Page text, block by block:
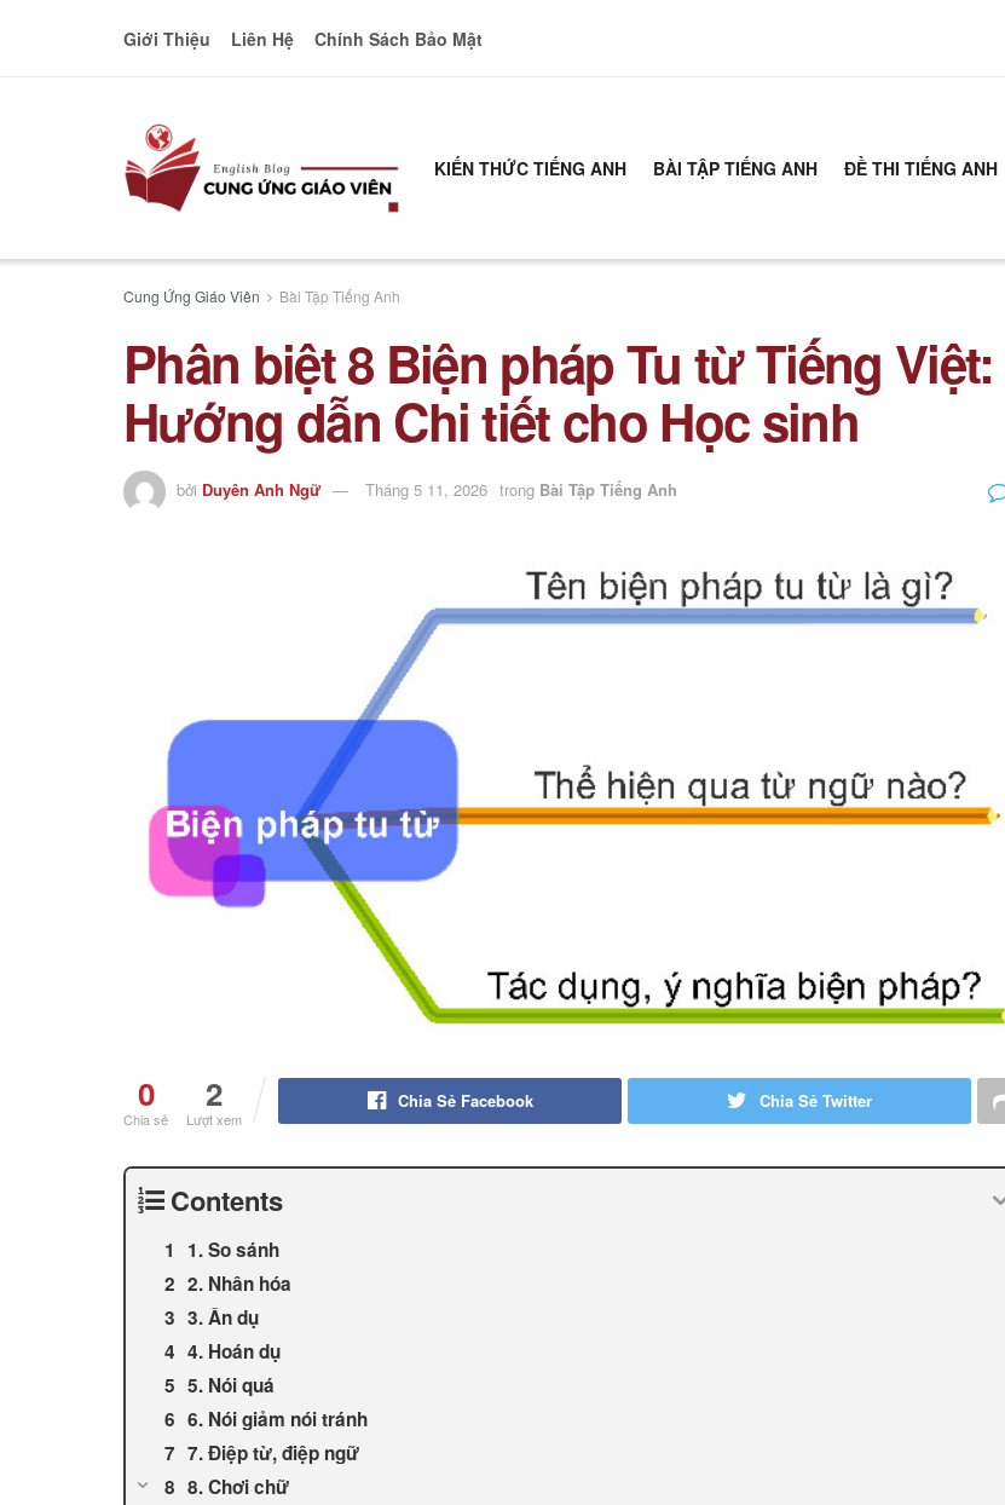
Giới Thiệu Liên Hệ Chính Sách Bảo Mật
KIẾN THỨC TIẾNG ANH BÀI TẬP TIẾNG ANH ĐỀ THI TIẾNG ANH
Cung Ứng Giáo Viên Bài Tập Tiếng Anh
Phân biệt 8 Biện pháp Tu từ Tiếng Việt:
Hướng dẫn Chi tiết cho Học sinh
bởi Duyên Anh Ngữ Tháng 5 11, 2026 trong Bài Tập Tiếng Anh
0
Chia sẻ
2
Lượt xem
Chia Sẻ Facebook Chia Sẻ Twitter
Contents
1. So sánh
2. Nhân hóa
3. Ẩn dụ
4. Hoán dụ
5. Nói quá
6. Nói giảm nói tránh
7. Điệp từ, điệp ngữ
8. Chơi chữ